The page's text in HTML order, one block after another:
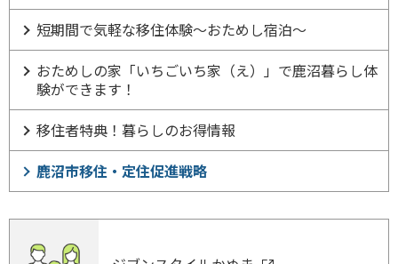
短期間で気軽な移住体験～おためし宿泊～
おためしの家「いちごいち家（え）」で鹿沼暮らし体
験ができます！
移住者特典！暮らしのお得情報
鹿沼市移住・定住促進戦略